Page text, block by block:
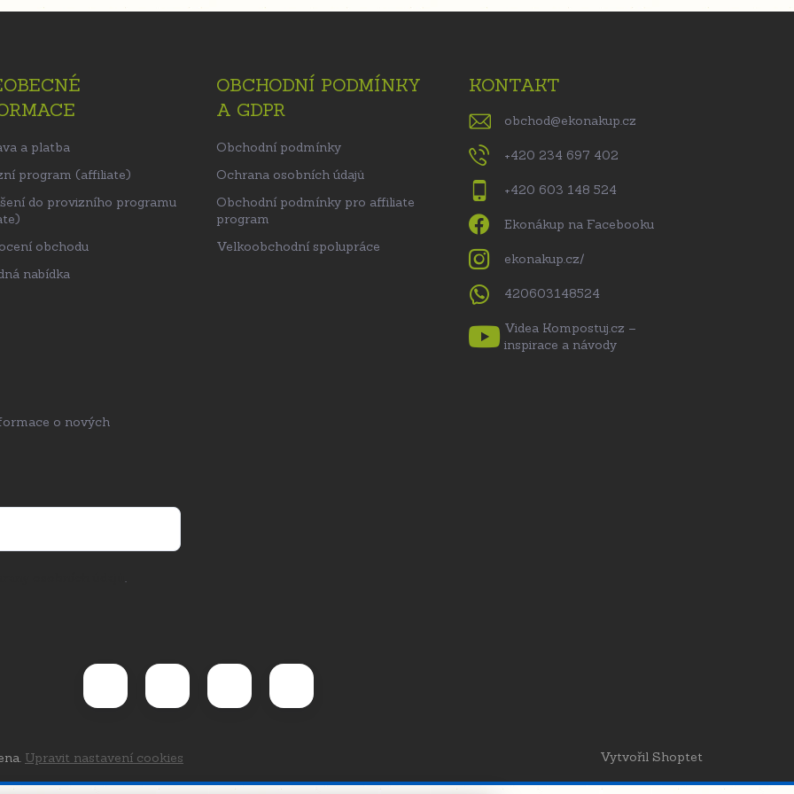
a platba
program (affiliate)
do provizního programu
obchodu
nabídka
OBCHODNÍ PODMÍNKY
A GDPR
Obchodní podmínky
Ochrana osobních údajů
Obchodní podmínky pro affiliate
program
Velkoobchodní spolupráce
KONTAKT
obchod@ekonakup.cz
+420 234 697 402
+420 603 148 524
Ekonákup na Facebooku
ekonakup.cz/
420603148524
Videa Kompostuj.cz –
inspirace a návody
o nových
.
Vytvořil Shoptet
Upravit nastavení cookies